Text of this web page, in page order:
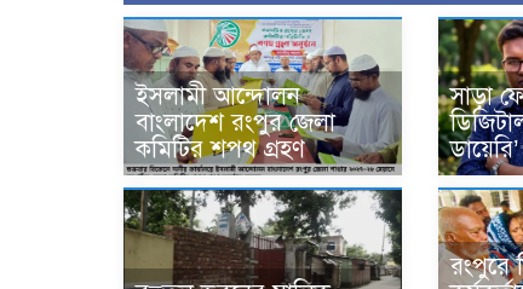
ইসলামী আন্দোলন
বাংলাদেশ রংপুর জেলা
কমিটির শপথ গ্রহণ
সাড়া
ডায়েরি’
রংপুরে